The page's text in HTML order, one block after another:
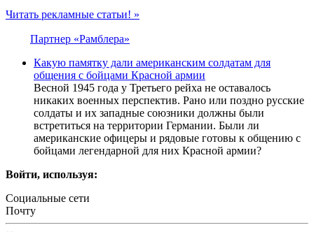
Читать рекламные статьи! »
Партнер «Рамблера»
Какую памятку дали американским солдатам для
общения с бойцами Красной армии
Весной 1945 года у Третьего рейха не оставалось
никаких военных перспектив. Рано или поздно русские
солдаты и их западные союзники должны были
встретиться на территории Германии. Были ли
американские офицеры и рядовые готовы к общению с
бойцами легендарной для них Красной армии?
Войти, используя:
Социальные сети
Почту